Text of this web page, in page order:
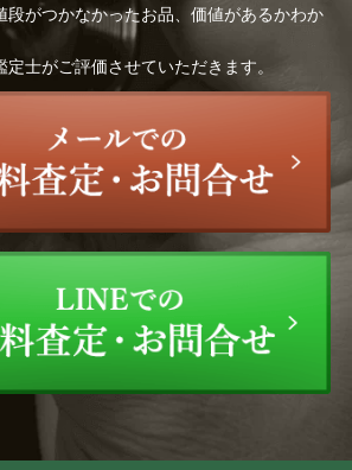
段がつかなかったお品、価値があるかわか
士がご評価させていただきます。